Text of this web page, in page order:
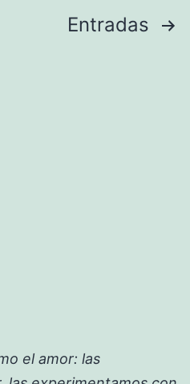
Entradas
el amor: las